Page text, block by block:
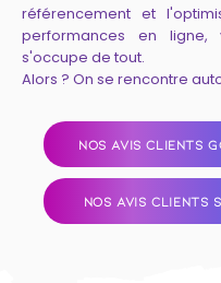
référencement et
performances en ligne,
s'occupe de tout.
Alors ? On se rencontre
NOS AVIS CLIENTS
NOS AVIS CLIENTS